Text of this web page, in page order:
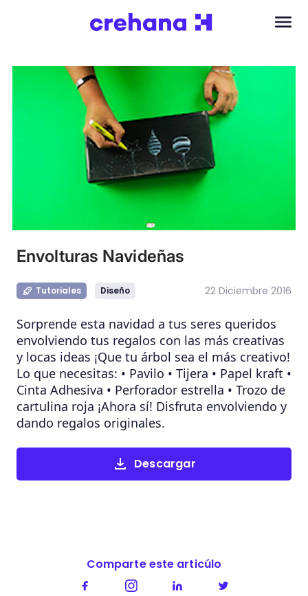
Envolturas Navideñas
Tutoriales Diseño 22 Diciembre 2016
Sorprende esta navidad a tus seres queridos
envolviendo tus regalos con las más creativas
y locas ideas ¡Que tu árbol sea el más creativo!
Lo que necesitas: • Pavilo • Tijera • Papel kraft •
Cinta Adhesiva • Perforador estrella • Trozo de
cartulina roja ¡Ahora sí! Disfruta envolviendo y
dando regalos originales.
Descargar
Comparte este articúlo